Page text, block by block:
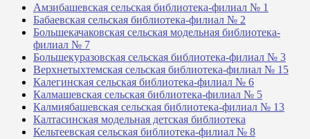
Амзибашевская сельская библиотека-филиал № 1
Бабаевская сельская библиотека-филиал № 2
Большекачаковская сельская модельная библиотека-
филиал № 7
Большекуразовская сельская библиотека-филиал № 3
Верхнетыхтемская сельская библиотека-филиал № 15
Калегинская сельская библиотека-филиал № 6
Калмашевская сельская библиотека-филиал № 5
Калмиябашевская сельская библиотека-филиал № 13
Калтасинская модельная детская библиотека
Кельтеевская сельская библиотека-филиал № 8